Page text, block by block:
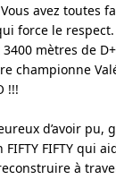
avez toutes
force le respect.
mètres de
championne
!!!
d’avoir pu,
FIFTY FIFTY qui
à